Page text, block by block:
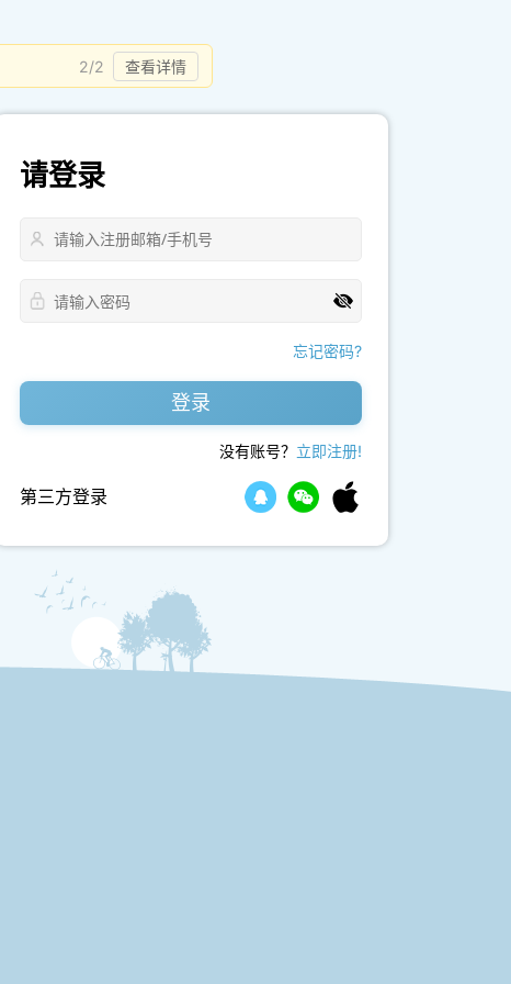
2/2 查看详情
请登录
忘记密码?
登录
没有账号？ 立即注册!
第三方登录